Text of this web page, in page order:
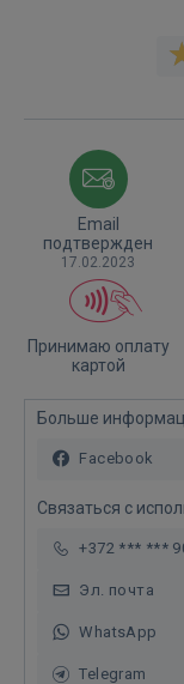
Email
подтвержден
17.02.2023
Принимаю оплату
картой
Больше
Facebook
Связаться с
+372 *** ***
Эл. почта
WhatsApp
Telegram